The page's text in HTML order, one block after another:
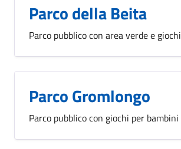
Parco della Beita
Parco pubblico con area verde e
Parco Gromlongo
Parco pubblico con giochi per bambini